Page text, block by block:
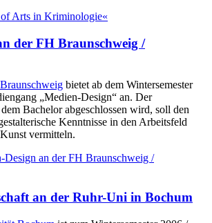
Arts in Kriminologie«
der FH Braunschweig /
bietet ab dem Wintersemester
„Medien-Design“ an. Der
Bachelor abgeschlossen wird, soll den
Kenntnisse in den Arbeitsfeld
vermitteln.
Design an der FH Braunschweig /
an der Ruhr-Uni in Bochum